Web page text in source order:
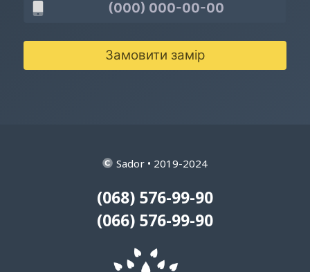
Замовити замір
Sador • 2019-2024
(068) 576-99-90
(066) 576-99-90